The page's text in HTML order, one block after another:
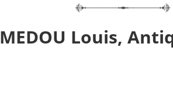
MEDOU Louis,